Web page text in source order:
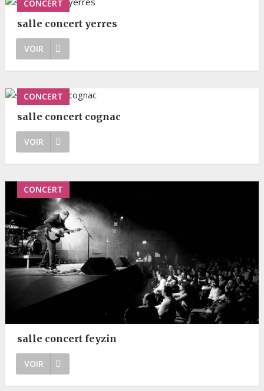
CONCERT
salle concert yerres
VOIR
CONCERT
salle concert cognac
VOIR
CONCERT
salle concert feyzin
VOIR